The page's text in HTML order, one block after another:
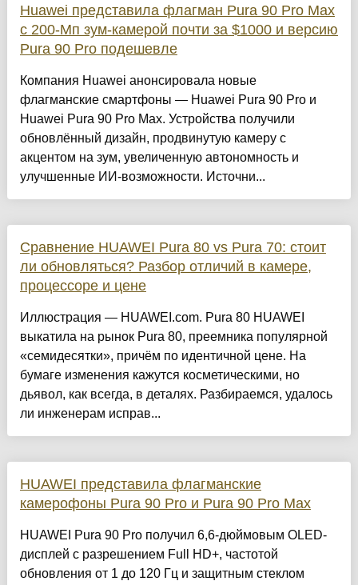
Huawei представила флагман Pura 90 Pro Max
с 200-Мп зум-камерой почти за $1000 и версию
Pura 90 Pro подешевле
Компания Huawei анонсировала новые
флагманские смартфоны — Huawei Pura 90 Pro и
Huawei Pura 90 Pro Max. Устройства получили
обновлённый дизайн, продвинутую камеру с
акцентом на зум, увеличенную автономность и
улучшенные ИИ-возможности. Источни...
Сравнение HUAWEI Pura 80 vs Pura 70: стоит
ли обновляться? Разбор отличий в камере,
процессоре и цене
Иллюстрация — HUAWEI.com. Pura 80 HUAWEI
выкатила на рынок Pura 80, преемника популярной
«семидесятки», причём по идентичной цене. На
бумаге изменения кажутся косметическими, но
дьявол, как всегда, в деталях. Разбираемся, удалось
ли инженерам исправ...
HUAWEI представила флагманские
камерофоны Pura 90 Pro и Pura 90 Pro Max
HUAWEI Pura 90 Pro получил 6,6-дюймовым OLED-
дисплей с разрешением Full HD+, частотой
обновления от 1 до 120 Гц и защитным стеклом